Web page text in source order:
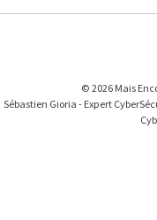
© 2026 Mais
Sébastien Gioria - Expert